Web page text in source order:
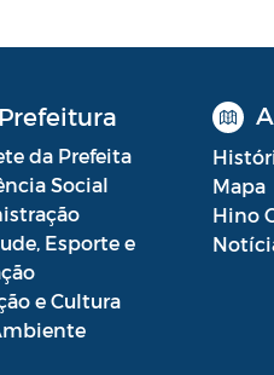
da Prefeita
Social
Esporte e
e Cultura
Mapa
Hino